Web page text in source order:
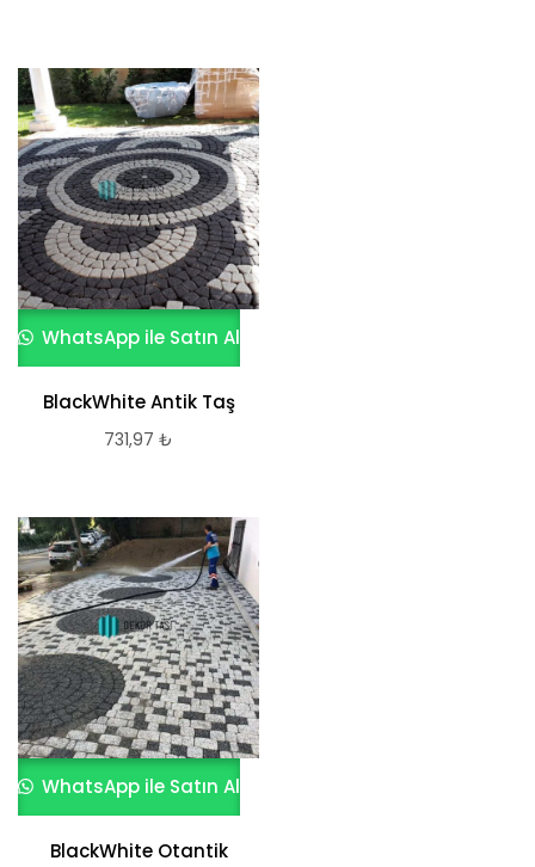
WhatsApp ile Satın Al
BlackWhite Antik Taş
731,97 ₺
WhatsApp ile Satın Al
BlackWhite Otantik